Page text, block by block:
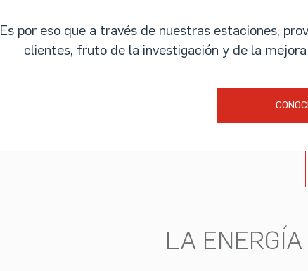
Es por eso que a través de nuestras estaciones,
clientes, fruto de la investigación y de la
LA